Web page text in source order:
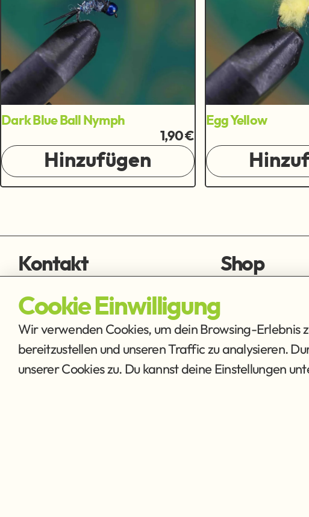
Dark Blue Ball Nymph
1,90 €
Hinzufügen
Egg Yellow
Kontakt
fischen@ffmh.at
Shop
Ausrüstung
Cookie Einwilligung
Wir verwenden Cookies, um dein Browsing-
bereitzustellen und unseren Traffic zu analysieren.
unserer Cookies zu. Du kannst deine Einstellungen